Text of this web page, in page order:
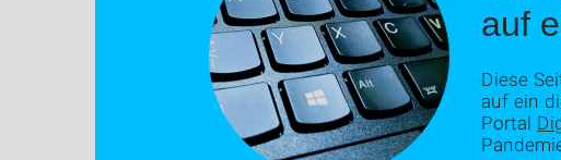
auf
Diese
auf ein
Portal